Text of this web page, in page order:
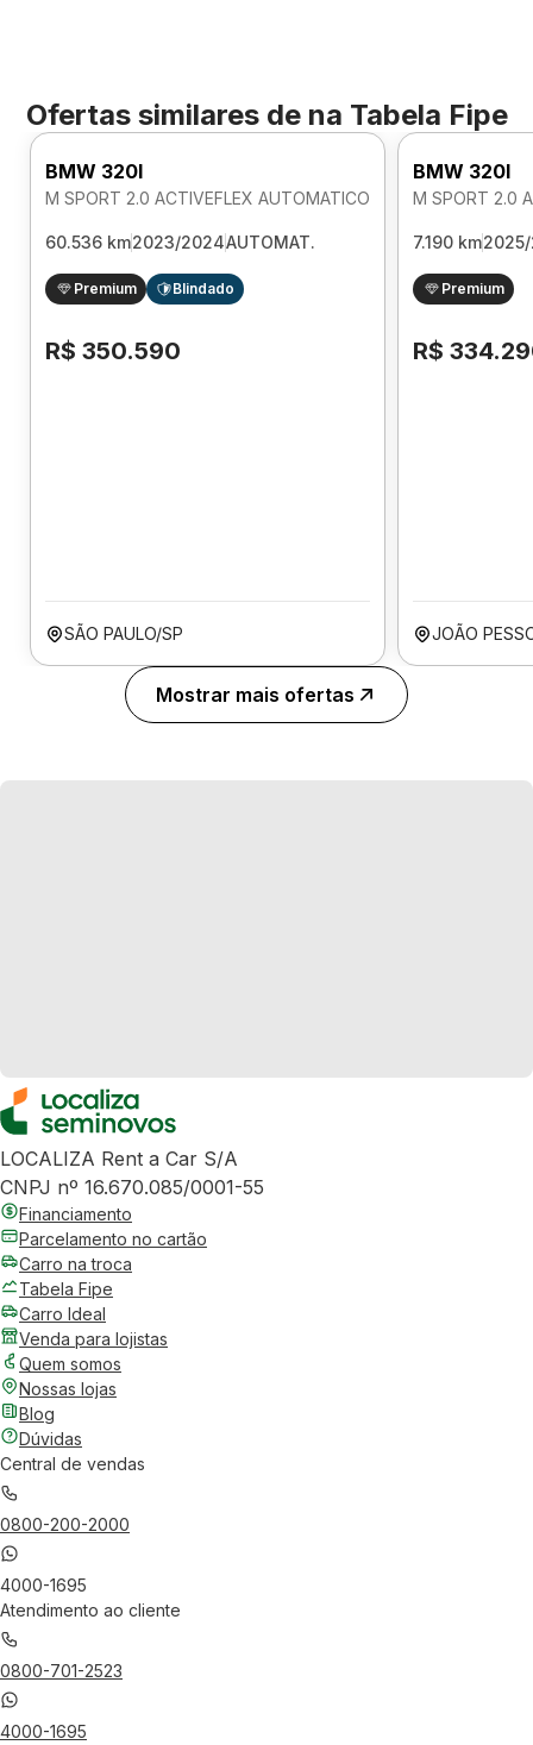
Ofertas similares de na Tabela Fipe
BMW 320I
M SPORT 2.0 ACTIVEFLEX AUTOMATICO
60.536 km2023/2024AUTOMAT.
Premium Blindado
R$ 350.590
SÃO PAULO/SP
BMW 320I
M SPORT 2.0
7.190 km
Premium
R$
JOÃO
Mostrar mais ofertas
LOCALIZA Rent a Car S/A
CNPJ nº 16.670.085/0001-55
Financiamento
Parcelamento no cartão
Carro na troca
Tabela Fipe
Carro Ideal
Venda para lojistas
Quem somos
Nossas lojas
Blog
Dúvidas
Central de vendas
0800-200-2000
4000-1695
Atendimento ao cliente
0800-701-2523
4000-1695